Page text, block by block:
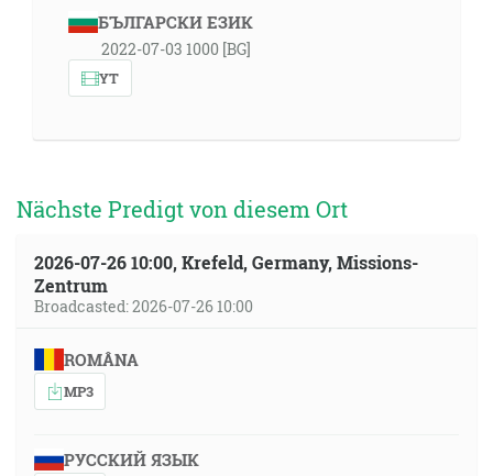
БЪЛГАРСКИ ЕЗИК
2022-07-03 1000 [BG]
YT
Nächste Predigt von diesem Ort
2026-07-26 10:00, Krefeld, Germany, Missions-
Zentrum
Broadcasted: 2026-07-26 10:00
ROMÂNA
MP3
РУССКИЙ ЯЗЫК